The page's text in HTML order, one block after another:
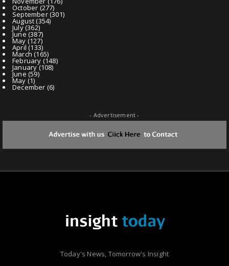
October (277)
September(301)
August(354)
July(362)
June (387)
May (127)
April (133)
March (165)
February (148)
January(108)
June (59)
May (1)
December (6)
- Advertisement -
Today's News, Tomorrow's Insight